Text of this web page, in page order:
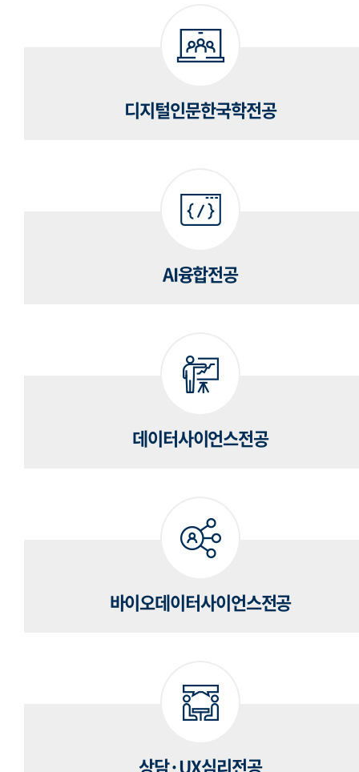
디지털인문한국학전공
AI융합전공
데이터사이언스전공
바이오데이터사이언스전공
상담·UX심리전공